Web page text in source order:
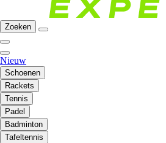
Zoeken
Nieuw
Schoenen
Rackets
Tennis
Padel
Badminton
Tafeltennis